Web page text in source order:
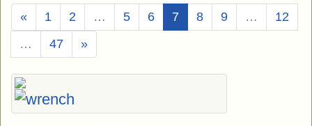
« 1 2 … 5 6 7(Aktuell)
8 9 …
12
…
47 »